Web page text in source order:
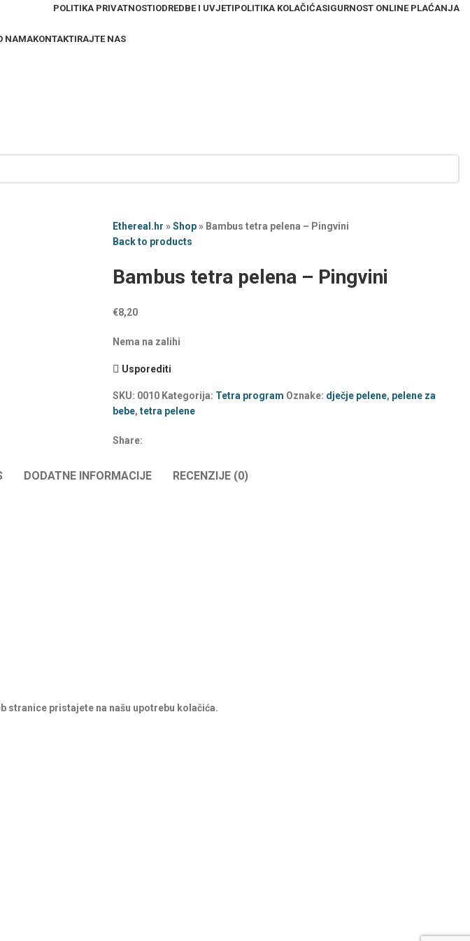
POLITIKA PRIVATNOSTIODREDBE I UVJETIPOLITIKA KOLAČIĆASIGURNOST ONLINE PLAĆANJA
NAMAKONTAKTIRAJTE NAS
Ethereal.hr »Shop» Bambus tetra pelena – Pingvini
Back to products
Bambus tetra pelena – Pingvini
€8,20
Nema na zalihi
Usporediti
SKU: 0010 Kategorija: Tetra program Oznake: dječje pelene, pelene za
bebe, tetra pelene
Share:
DODATNE INFORMACIJE RECENZIJE (0)
stranice pristajete na našu upotrebu kolačića.